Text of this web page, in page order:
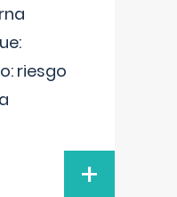
riesgo
+